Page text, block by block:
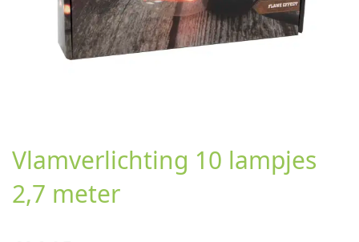
Vlamverlichting 10 lampjes
2,7 meter